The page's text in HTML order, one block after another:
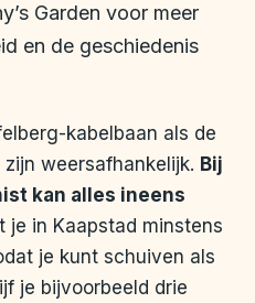
Garden voor meer
en de geschiedenis
kabelbaan als de
weersafhankelijk. Bij
kan alles ineens
je in Kaapstad minstens
je kunt schuiven als
je bijvoorbeeld drie